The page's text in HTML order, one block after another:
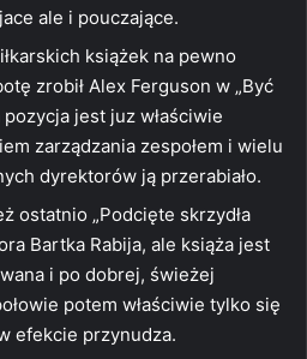
ale i pouczające.
książek na pewno
zrobił Alex Ferguson w „Być
pozycja jest juz właściwie
zarządzania zespołem i wielu
dyrektorów ją przerabiało.
ostatnio „Podcięte skrzydła
Bartka Rabija, ale książa jest
i po dobrej, świeżej
potem właściwie tylko się
efekcie przynudza.